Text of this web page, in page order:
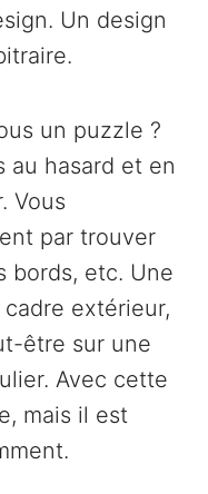
Un design
un puzzle ?
au hasard et en
Vous
par trouver
bords, etc. Une
extérieur,
être sur une
Avec cette
mais il est